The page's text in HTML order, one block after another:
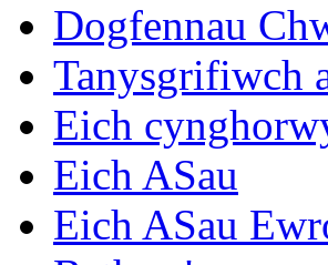
Dogfennau
Tanysgrifiwch
Eich
Eich ASau
Eich ASau